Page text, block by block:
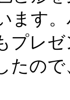
ます
プレ
たの